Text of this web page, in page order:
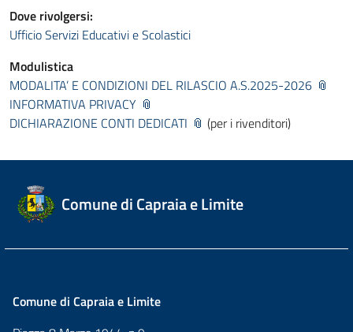
Dove rivolgersi:
Ufficio Servizi Educativi e Scolastici
Modulistica
MODALITA’ E CONDIZIONI DEL RILASCIO A.S.2025-2026
INFORMATIVA PRIVACY
DICHIARAZIONE CONTI DEDICATI
(per i rivenditori)
Comune di Capraia e Limite
Comune di Capraia e Limite